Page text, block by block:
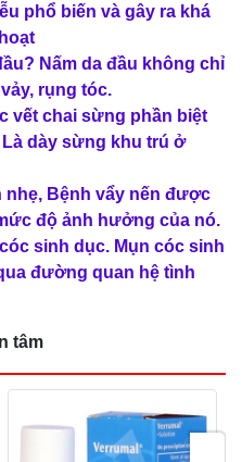
phổ biến và gây ra khá
Nấm da đầu không chỉ
rụng tóc.
vết chai sừng phần biệt
dày sừng khu trú ở
nhẹ, Bệnh vẩy nến được
độ ảnh hưởng của nó.
sinh dục. Mụn cóc sinh
đường quan hệ tình
tâm